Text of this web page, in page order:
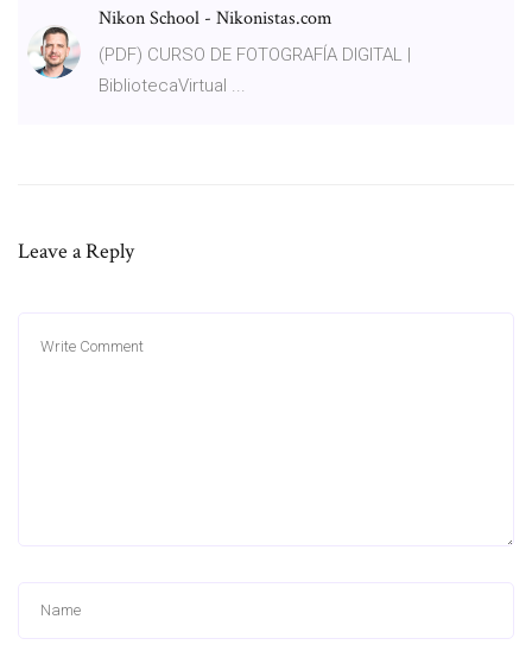
Nikon School - Nikonistas.com
(PDF) CURSO DE FOTOGRAFÍA DIGITAL |
BibliotecaVirtual ...
Leave a Reply